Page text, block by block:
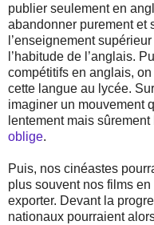
publier seulement en
abandonner purement et
l’enseignement
l’habitude de l’anglais.
compétitifs en anglais,
cette langue au lycée.
imaginer un mouvement
lentement mais
oblige.
Puis, nos cinéastes
plus souvent nos films
exporter. Devant la
nationaux pourraient